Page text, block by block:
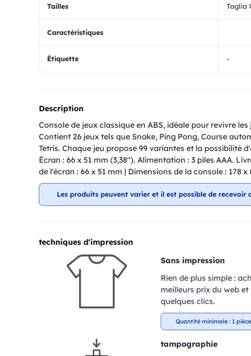
Tailles Taglia
Caractéristiques
Étiquette -
Description
Console de jeux classique en ABS, idéale pour revivre
Contient 26 jeux tels que Snake, Ping Pong, Course
Tetris. Chaque jeu propose 99 variantes et la possibilité
Écran : 66 x 51 mm (3,38"). Alimentation : 3 piles AAA.
de l'écran : 66 x 51 mm | Dimensions de la console : 178 x
Les produits peuvent varier et il est possible de recevoir
techniques d'impression
Sans impression
Rien de plus simple :
meilleurs prix du web
quelques clics.
Quantité minimale : 1
tampographie